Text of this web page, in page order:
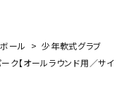
ール
少年軟式グラブ
ク【オールラウンド用／サイ